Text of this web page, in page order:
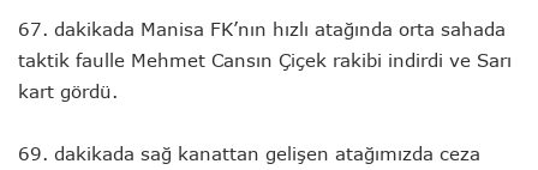
67. dakikada Manisa FK’nın hızlı atağında orta sahada
taktik faulle Mehmet Cansın Çiçek rakibi indirdi ve Sarı
kart gördü.
69. dakikada sağ kanattan gelişen atağımızda ceza